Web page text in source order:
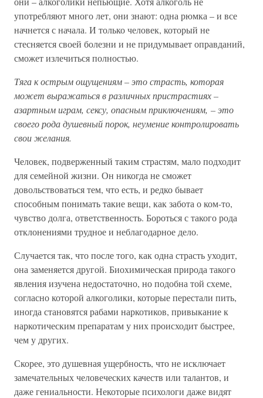
употребляют много лет, они знают: одна рюмка – и все
начнется с начала. И только человек, который не
стесняется своей болезни и не придумывает оправданий,
сможет излечиться полностью.
Тяга к острым ощущениям – это страсть, которая
может выражаться в различных пристрастиях –
азартным играм, сексу, опасным приключениям, – это
своего рода душевный порок, неумение контролировать
свои желания.
Человек, подверженный таким страстям, мало подходит
для семейной жизни. Он никогда не сможет
довольствоваться тем, что есть, и редко бывает
способным понимать такие вещи, как забота о ком-то,
чувство долга, ответственность. Бороться с такого рода
отклонениями трудное и неблагодарное дело.
Случается так, что после того, как одна страсть уходит,
она заменяется другой. Биохимическая природа такого
явления изучена недостаточно, но подобна той схеме,
согласно которой алкоголики, которые перестали пить,
иногда становятся рабами наркотиков, привыкание к
наркотическим препаратам у них происходит быстрее,
чем у других.
Скорее, это душевная ущербность, что не исключает
замечательных человеческих качеств или талантов, и
даже гениальности. Некоторые психологи даже видят